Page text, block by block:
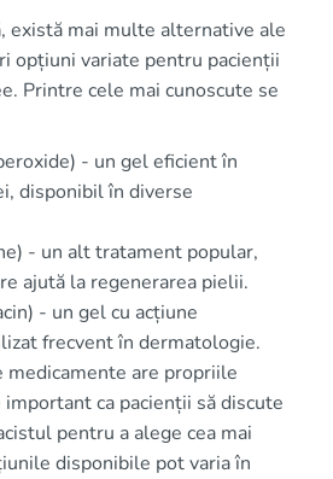
există mai multe alternative ale
opțiuni variate pentru pacienții
Printre cele mai cunoscute se
- un gel eficient în
disponibil în diverse
- un alt tratament popular,
ajută la regenerarea pielii.
- un gel cu acțiune
frecvent în dermatologie.
medicamente are propriile
ca pacienții să discute
pentru a alege cea mai
disponibile pot varia în